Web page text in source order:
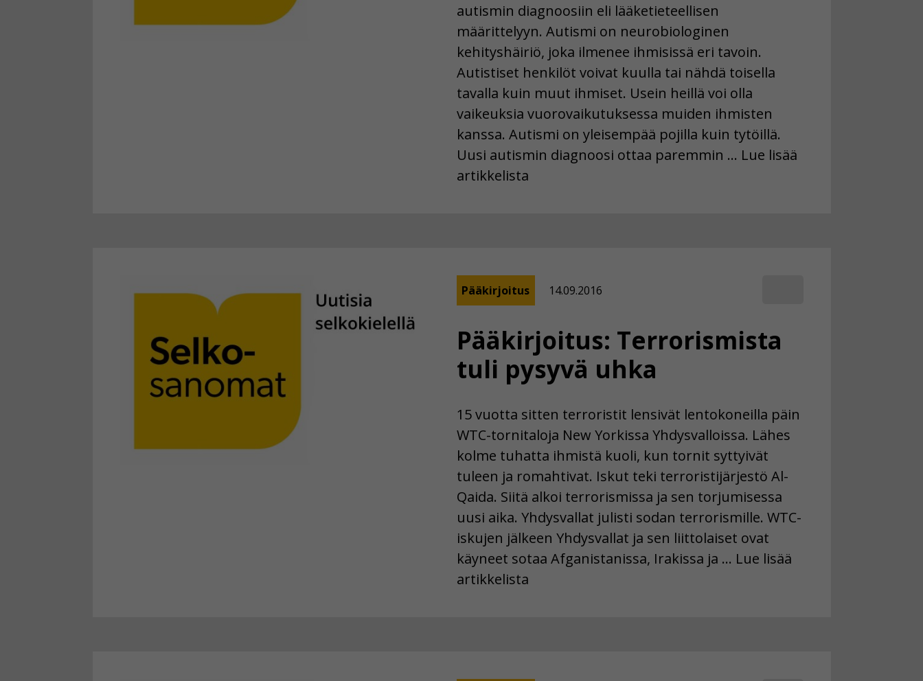
autismin diagnoosiin eli lääketieteellisen
määrittelyyn. Autismi on neurobiologinen
kehityshäiriö, joka ilmenee ihmisissä eri tavoin.
Autistiset henkilöt voivat kuulla tai nähdä toisella
tavalla kuin muut ihmiset. Usein heillä voi olla
vaikeuksia vuorovaikutuksessa muiden ihmisten
kanssa. Autismi on yleisempää pojilla kuin tytöillä.
Uusi autismin diagnoosi ottaa paremmin … Lue lisää
artikkelista
Pääkirjoitus: Terrorismista
tuli pysyvä uhka
Pääkirjoitus 14.09.2016
15 vuotta sitten terroristit lensivät lentokoneilla päin
WTC-tornitaloja New Yorkissa Yhdysvalloissa. Lähes
kolme tuhatta ihmistä kuoli, kun tornit syttyivät
tuleen ja romahtivat. Iskut teki terroristijärjestö Al-
Qaida. Siitä alkoi terrorismissa ja sen torjumisessa
uusi aika. Yhdysvallat julisti sodan terrorismille. WTC-
iskujen jälkeen Yhdysvallat ja sen liittolaiset ovat
käyneet sotaa Afganistanissa, Irakissa ja … Lue lisää
artikkelista